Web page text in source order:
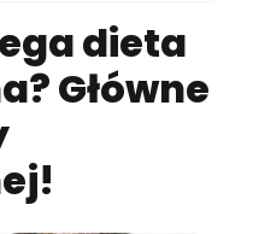
dieta
Główne